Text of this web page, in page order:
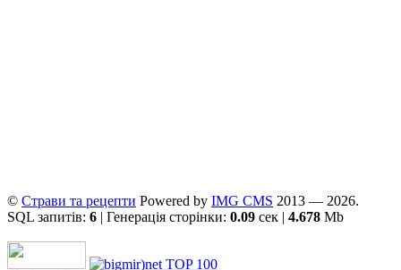
© Страви та рецепти Powered by ІMG CMS 2013 — 2026.
SQL запитів: 6 | Генерація сторінки: 0.09 сек | 4.678 Mb